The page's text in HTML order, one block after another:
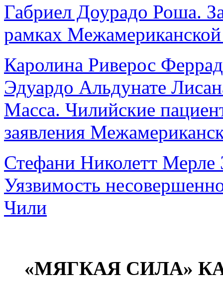
Габриел Доурадо Роша.
рамках
Каролина Риверос
Эдуардо Альдунате
Масса. Чилийские
заявления
Стефани Николетт Мерле
Уязвимость
Чили
«МЯГКАЯ СИЛА»